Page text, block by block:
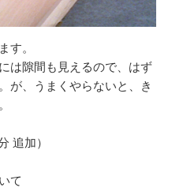
す。
は隙間も見えるので、はず
が、うまくやらないと、き
追加）
て